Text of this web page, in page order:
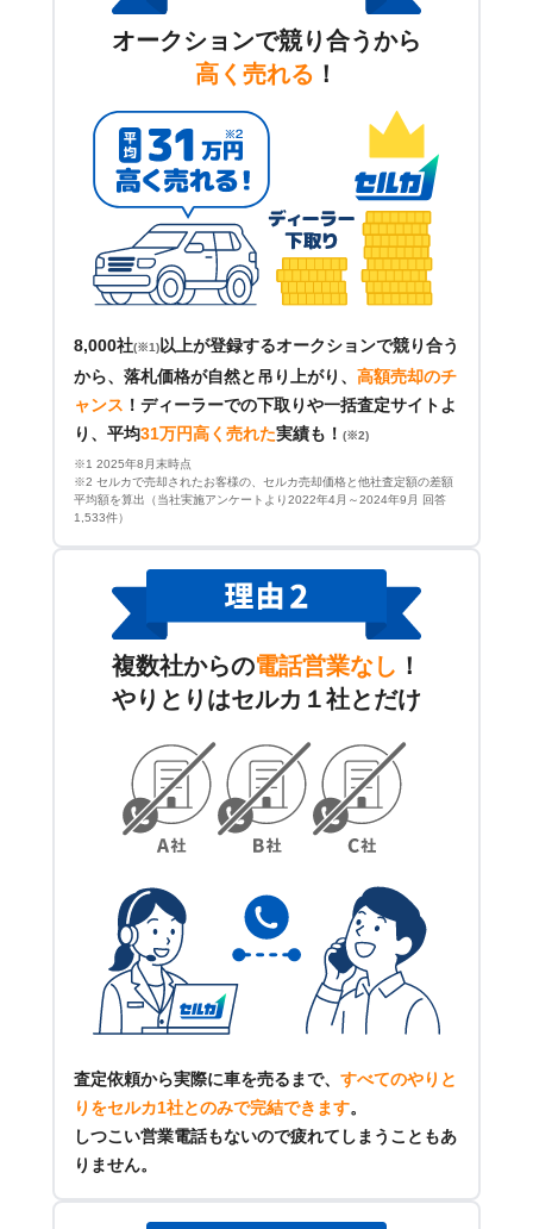
オークションで競り合うから
高く売れる ！
8,000社(※1) 以上が登録するオークションで競り合う
から、落札価格が自然と吊り上がり、 高額売却のチ
ャンス ！ ディーラーでの下取りや一括査定サイトよ
り、平均31万円高く売れた実績も！ (※2)
※1 2025年8月末時点
※2 セルカで売却されたお客様の、セルカ売却価格と他社査定額の差額
平均額を算出（当社実施アンケートより2022年4月～2024年9月 回答
1,533件）
複数社からの電話営業なし ！
やりとりはセルカ１社とだけ
査定依頼から実際に車を売るまで、 すべてのやりと
りをセルカ1社とのみで完結できます。
しつこい営業電話もないので疲れてしまうこともあ
りません。